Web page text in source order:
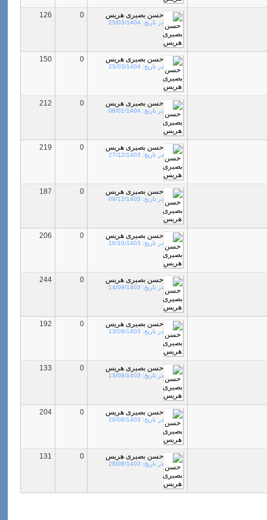
حسن بصیری هریس
در تاریخ: 25/03/1404
0
126
حسن بصیری هریس
در تاریخ: 25/03/1404
0
150
حسن بصیری هریس
در تاریخ: 08/01/1404
0
212
حسن بصیری هریس
در تاریخ: 27/12/1403
0
219
حسن بصیری هریس
در تاریخ: 09/12/1403
0
187
حسن بصیری هریس
در تاریخ: 16/10/1403
0
206
حسن بصیری هریس
در تاریخ: 14/09/1403
0
244
حسن بصیری هریس
در تاریخ: 13/09/1403
0
192
حسن بصیری هریس
در تاریخ: 13/09/1403
0
133
حسن بصیری هریس
در تاریخ: 28/08/1403
0
204
حسن بصیری هریس
در تاریخ: 28/08/1403
0
131